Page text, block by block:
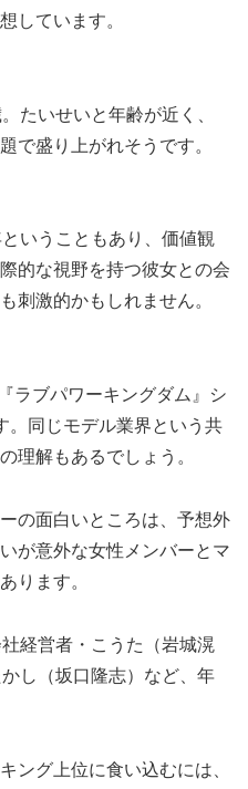
しています。
たいせいと年齢が近く、
で盛り上がれそうです。
いうこともあり、価値観
的な視野を持つ彼女との会
刺激的かもしれません。
ラブパワーキングダム』シ
。同じモデル業界という共
理解もあるでしょう。
の面白いところは、予想外
が意外な女性メンバーとマ
ります。
経営者・こうた（岩城滉
し（坂口隆志）など、年
ング上位に食い込むには、